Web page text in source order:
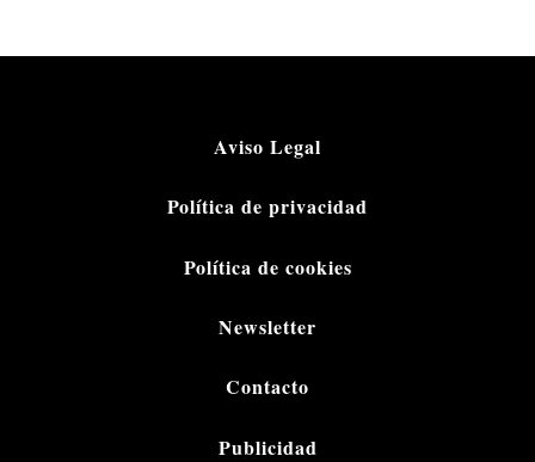
Aviso Legal
Política de privacidad
Política de cookies
Newsletter
Contacto
Publicidad